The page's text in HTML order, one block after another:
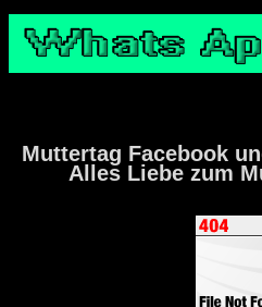
Muttertag Facebook
Alles Liebe zum